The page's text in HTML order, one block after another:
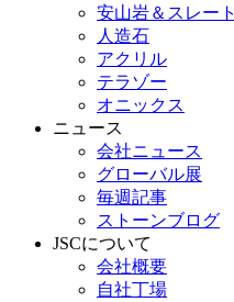
安山岩＆スレート
人造石
アクリル
テラゾー
オニックス
ニュース
会社ニュース
グローバル展
毎週記事
ストーンブログ
JSCについて
会社概要
自社丁場